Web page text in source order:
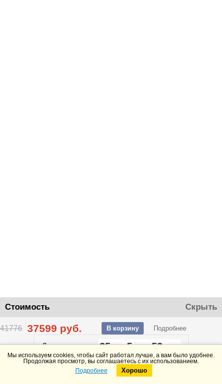
Стоимость Скрыть
41776 37599 руб. В корзину Подробнее
До конца акции25 5 53
Telegram
Мы используем cookies, чтобы сайт работал лучше, а вам было удобнее.
Продолжая просмотр, вы соглашаетесь с их использованием.
Подробнее
Хорошо